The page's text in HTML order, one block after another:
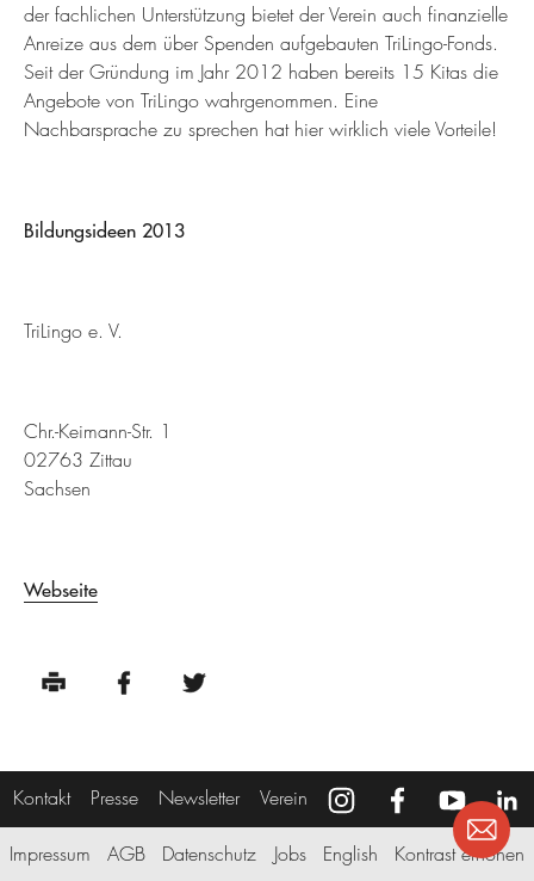
der fachlichen Unterstützung bietet der Verein auch finanzielle
Anreize aus dem über Spenden aufgebauten TriLingo-Fonds.
Seit der Gründung im Jahr 2012 haben bereits 15 Kitas die
Angebote von TriLingo wahrgenommen. Eine
Nachbarsprache zu sprechen hat hier wirklich viele Vorteile!
Bildungsideen 2013
TriLingo e. V.
Chr.-Keimann-Str. 1
02763 Zittau
Sachsen
Webseite
Kontakt Presse Newsletter Verein
Impressum AGB Datenschutz Jobs English Kontrast erhöhen